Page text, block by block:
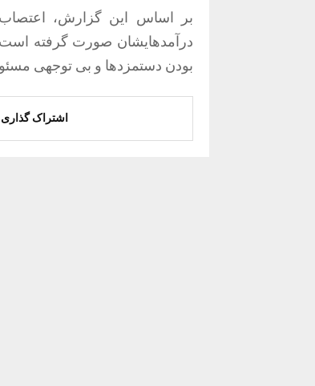
بر اساس این گزارش،
درآمدهایشان صورت گرفته است.
بودن دستمزدها و بی توجهی
اشتراک گذاری